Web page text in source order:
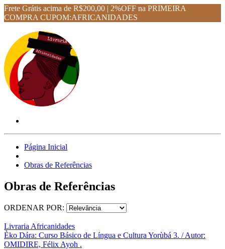
Frete Grátis acima de R$200,00 | 2%OFF na PRIMEIRA
COMPRA CUPOM:AFRICANIDADES
Página Inicial
Obras de Referências
Obras de Referências
ORDENAR POR:
Livraria Africanidades
Èko Dára: Curso Básico de Língua e Cultura Yorùbá 3. / Autor:
OMIDIRE, Félix Ayoh .